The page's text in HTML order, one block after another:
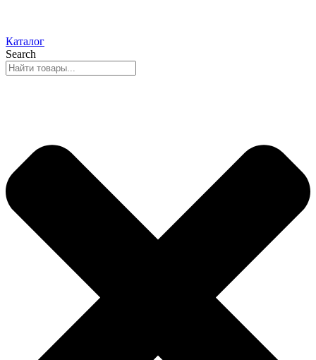
Каталог
Search